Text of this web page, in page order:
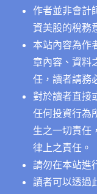
作者並非會計
資美股的稅務
本站內容為作
章內容、資料
任，讀者請務
對於讀者直接
任何投資行為
生之一切責任
律上之責任。
請勿在本站進
讀者可以透過